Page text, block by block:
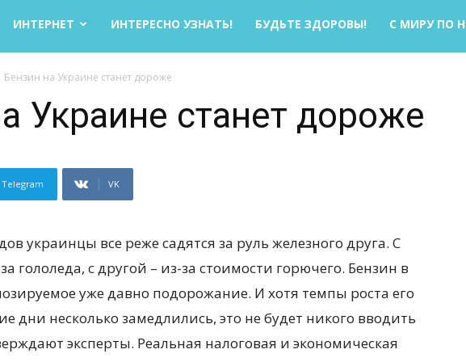
Life
Internet
ИНТЕРНЕТ ИНТЕРЕСНО УЗНАТЬ! БУДЬТЕ ЗДОРОВЫ! С МИРУ ПО
Бензин на Украине станет дороже
Украине станет дороже
Telegram VK
украинцы все реже садятся за руль железного друга. С
гололеда, с другой – из-за стоимости горючего. Бензин в
уже давно подорожание. И хотя темпы роста его
дни несколько замедлились, это не будет никого вводить
эксперты. Реальная налоговая и экономическая